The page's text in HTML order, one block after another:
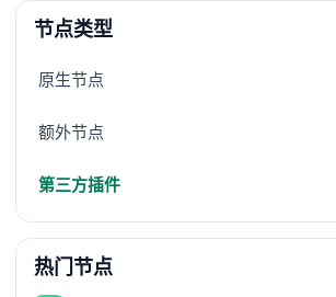
节点类型
原生节点
额外节点
第三方插件
热门节点